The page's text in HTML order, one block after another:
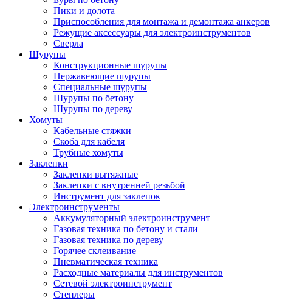
Пики и долота
Приспособления для монтажа и демонтажа анкеров
Режущие аксессуары для электроинструментов
Сверла
Шурупы
Конструкционные шурупы
Нержавеющие шурупы
Специальные шурупы
Шурупы по бетону
Шурупы по дереву
Хомуты
Кабельные стяжки
Скоба для кабеля
Трубные хомуты
Заклепки
Заклепки вытяжные
Заклепки с внутренней резьбой
Инструмент для заклепок
Электроинструменты
Аккумуляторный электроинструмент
Газовая техника по бетону и стали
Газовая техника по дереву
Горячее склеивание
Пневматическая техника
Расходные материалы для инструментов
Сетевой электроинструмент
Степлеры